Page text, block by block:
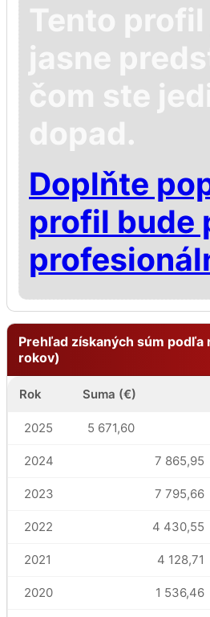
Tento
jasne
čom ste
dopad.
Doplňte
profil bude
Prehľad získaných súm podľa
rokov)
Rok Suma (€)
2025 5 671,60
2024 7 865,95
2023 7 795,66
2022 4 430,55
2021 4 128,71
2020 1 536,46